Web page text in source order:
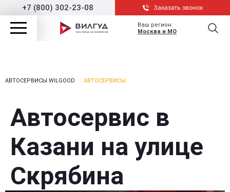
+7 (800) 302-23-08 Заказать звонок
Ваш регион:
Москва и МО
АВТОСЕРВИСЫ WILGOOD АВТОСЕРВИСЫ
Автосервис в
Казани на улице
Скрябина